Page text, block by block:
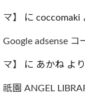
マ】 に coccomaki
Google adsense
マ】 に あかね より
祇園 ANGEL